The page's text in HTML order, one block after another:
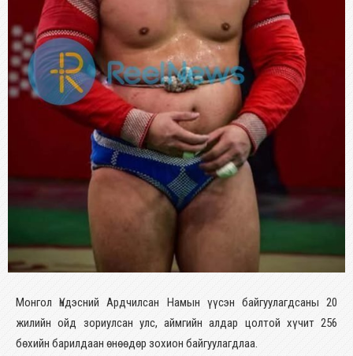
Монгол Үндэсний Ардчилсан Намын үүсэн байгуулагдсаны 20
жилийн ойд зориулсан улс, аймгийн алдар цолтой хүчит 256
бөхийн барилдаан өнөөдөр зохион байгуулагдлаа.